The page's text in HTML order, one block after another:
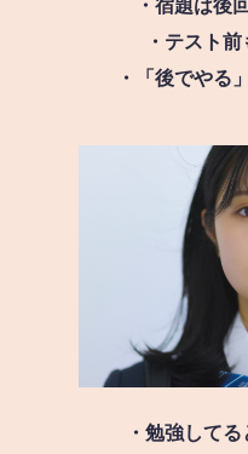
・宿題は後
・テスト
・「後でやる
・勉強して